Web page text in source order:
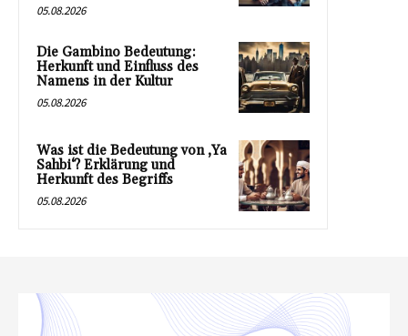
05.08.2026
Die Gambino Bedeutung:
Herkunft und Einfluss des
Namens in der Kultur
05.08.2026
Was ist die Bedeutung von ‚Ya
Sahbi‘? Erklärung und
Herkunft des Begriffs
05.08.2026